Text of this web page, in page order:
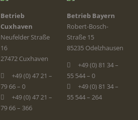
Betrieb
Cuxhaven
Neufelder Straße
16
27472 Cuxhaven
+49 (0) 47 21 –
79 66 – 0
+49 (0) 47 21 –
79 66 – 366
Betrieb Bayern
Robert-Bosch-
Straße 15
85235 Odelzhausen
+49 (0) 81 34 –
55 544 – 0
+49 (0) 81 34 –
55 544 – 264